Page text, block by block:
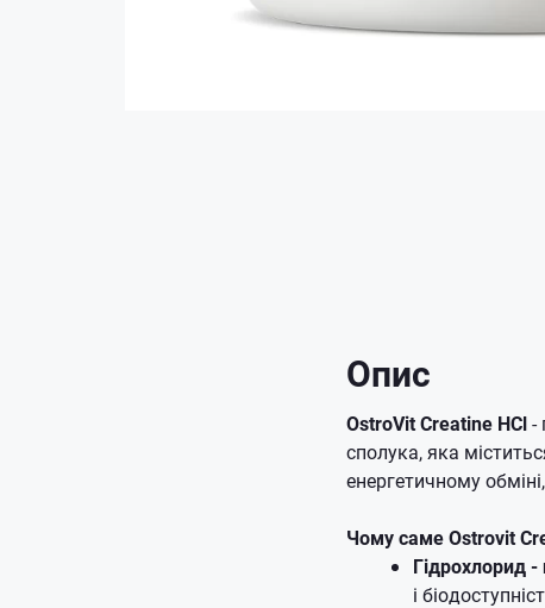
Опис
OstroVit Creatine HCl-
сполука, яка
енергетичному
Чому саме Ostrovit
Гідрохлорид
і